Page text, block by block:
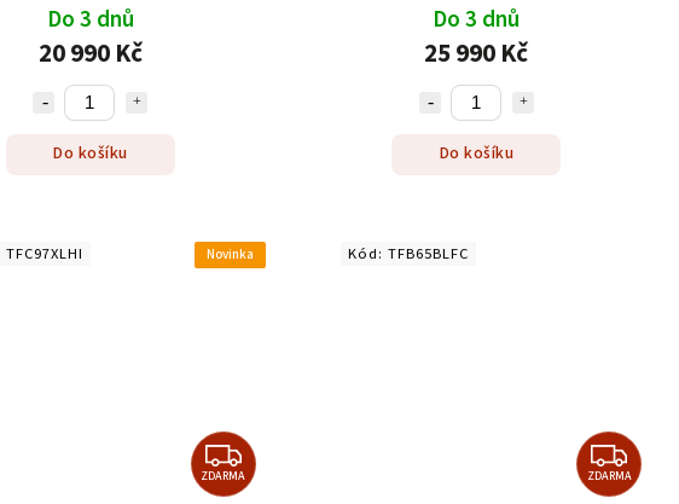
Do 3 dnů
20 990 Kč
Do košíku
Do 3 dnů
25 990 Kč
Do košíku
Novinka
ZDARMA
TFC97XLHI
ZDARMA
Kód:TFB65BLFC